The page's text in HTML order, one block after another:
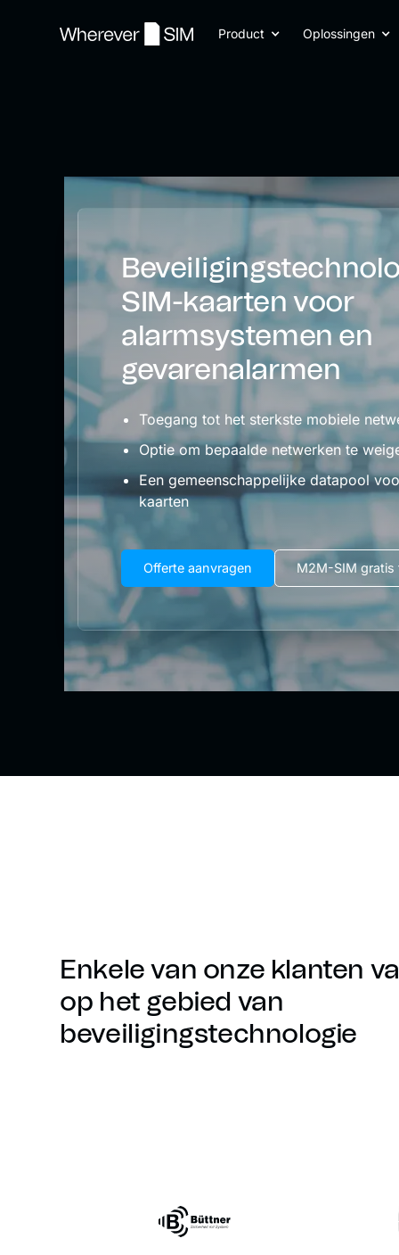
Product Oplossingen
SIM-kaarten voor
alarmsystemen en
gevarenalarmen
Toegang tot het sterkste mobiele
Optie om bepaalde netwerken te
Een gemeenschappelijke datapool
kaarten
Offerte aanvragen M2M-SIM gratis
Enkele van onze klanten
op het gebied van
beveiligingstechnologie